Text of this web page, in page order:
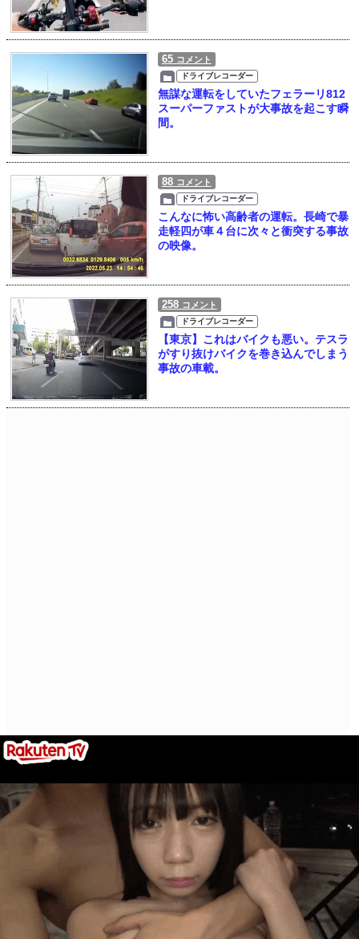
65 コメント
ドライブレコーダー
無謀な運転をしていたフェラーリ812
スーパーファストが大事故を起こす瞬
間。
88 コメント
ドライブレコーダー
こんなに怖い高齢者の運転。長崎で暴
走軽四が車４台に次々と衝突する事故
の映像。
258 コメント
ドライブレコーダー
【東京】これはバイクも悪い。テスラ
がすり抜けバイクを巻き込んでしまう
事故の車載。